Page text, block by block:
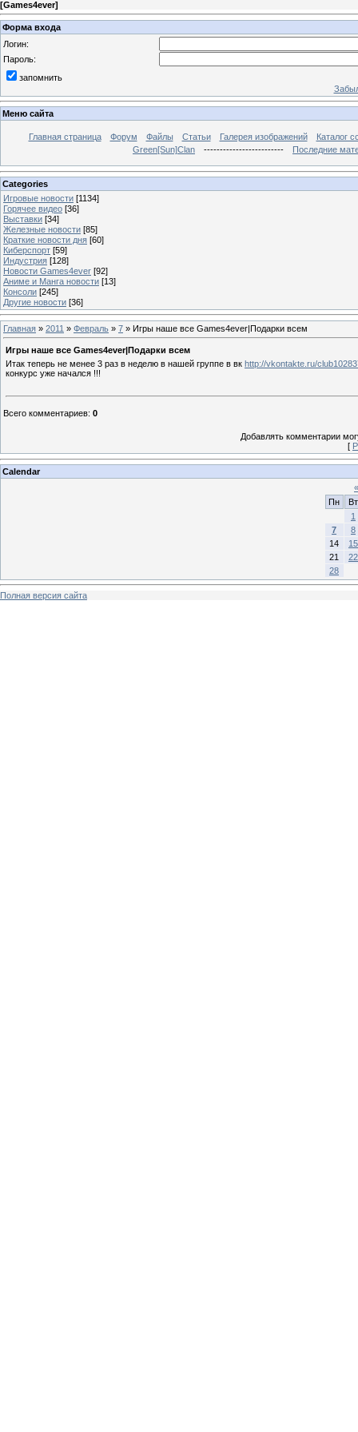
[Games4ever]
Форма входа
Логин:
Пароль:
запомнить
Меню сайта
Главная страница Форум Файлы Статьи Галерея изображений
Каталог
Green[Sun]Clan
------------------------- Последние
Categories
Игровые новости [1134]
Горячее видео [36]
Выставки [34]
Железные новости [85]
Краткие новости дня [60]
Киберспорт [59]
Индустрия [128]
Новости Games4ever [92]
Аниме и Манга новости [13]
Консоли [245]
Другие новости [36]
Главная » 2011 » Февраль » 7 » Игры наше все Games4ever|Подарки всем
Игры наше все Games4ever|Подарки всем
Итак теперь не менее 3 раз в неделю в нашей группе в вк http://vkontakte.ru/
конкурс уже начался !!!
Всего комментариев: 0
Добавлять комментарии
[
Calendar
«
Пн
Вт
1
7
8
14
15
21
22
28
Полная версия сайта